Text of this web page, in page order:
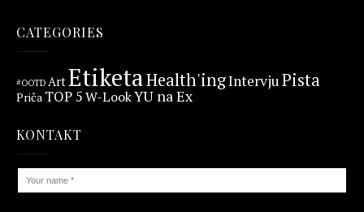
CATEGORIES
#OOTD ArtEtiketaHealth'ingIntervjuPista
Priča TOP 5W-LookYU na Ex
KONTAKT